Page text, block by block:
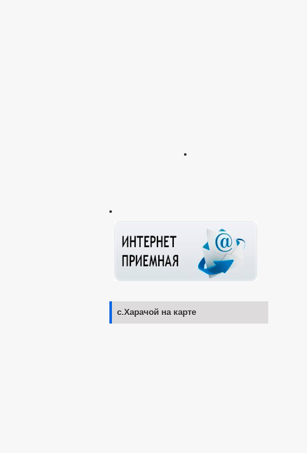
с.Харачой на карте